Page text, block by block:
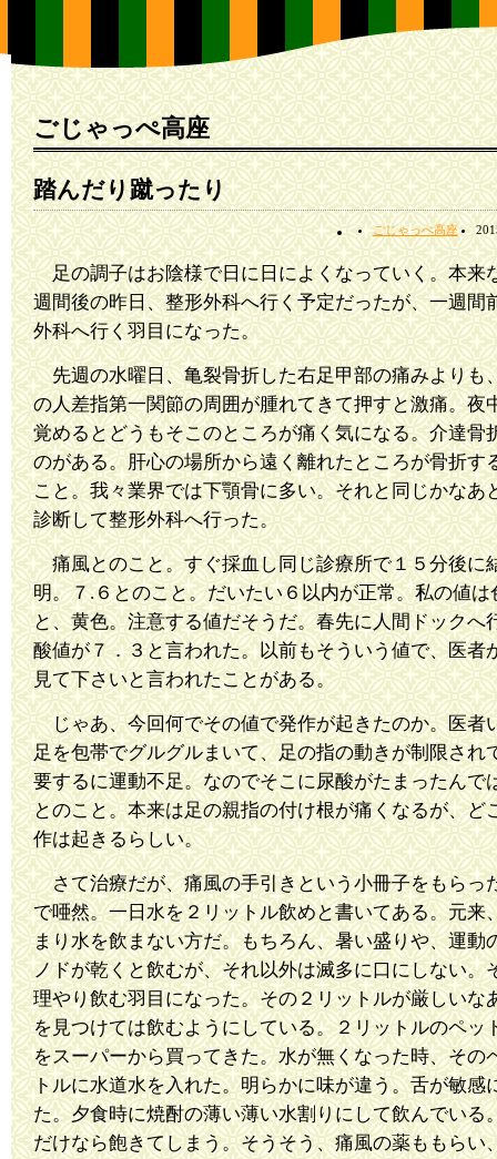
ごじゃっぺ高座
踏んだり蹴ったり
ごじゃっぺ高座
足の調子はお陰様で日に日によくなっていく。本来
週間後の昨日、整形外科へ行く予定だったが、一週間
外科へ行く羽目になった。
先週の水曜日、亀裂骨折した右足甲部の痛みよりも
の人差指第一関節の周囲が腫れてきて押すと激痛。夜
覚めるとどうもそこのところが痛く気になる。介達骨
のがある。肝心の場所から遠く離れたところが骨折す
こと。我々業界では下顎骨に多い。それと同じかなあ
診断して整形外科へ行った。
痛風とのこと。すぐ採血し同じ診療所で１５分後に
明。７.６とのこと。だいたい６以内が正常。私の値は
と、黄色。注意する値だそうだ。春先に人間ドックへ
酸値が７．３と言われた。以前もそういう値で、医者
見て下さいと言われたことがある。
じゃあ、今回何でその値で発作が起きたのか。医者
足を包帯でグルグルまいて、足の指の動きが制限され
要するに運動不足。なのでそこに尿酸がたまったんで
とのこと。本来は足の親指の付け根が痛くなるが、ど
作は起きるらしい。
さて治療だが、痛風の手引きという小冊子をもらっ
で唖然。一日水を２リットル飲めと書いてある。元来
まり水を飲まない方だ。もちろん、暑い盛りや、運動
ノドが乾くと飲むが、それ以外は滅多に口にしない。
理やり飲む羽目になった。その２リットルが厳しいな
を見つけては飲むようにしている。２リットルのペッ
をスーパーから買ってきた。水が無くなった時、その
トルに水道水を入れた。明らかに味が違う。舌が敏感
た。夕食時に焼酎の薄い薄い水割りにして飲んでいる
だけなら飽きてしまう。そうそう、痛風の薬ももらい